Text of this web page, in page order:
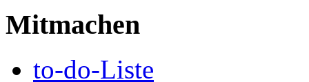
Mitmachen
to-do-Liste